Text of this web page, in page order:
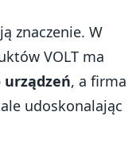
znaczenie. W
VOLT ma
urządzeń, a firma
udoskonalając